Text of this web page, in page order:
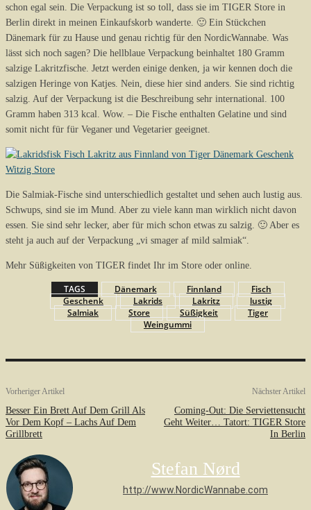
schon egal sein. Die Verpackung ist so toll, dass sie im TIGER Store in
Berlin direkt in meinen Einkaufskorb wanderte. 🙂 Ein Stückchen
Dänemark für zu Hause und genau richtig für den NordicWannabe. Was
lässt sich noch sagen? Die hellblaue Verpackung beinhaltet 180 Gramm
salzige Lakritzfische. Jetzt werden einige denken, ja wir kennen doch die
salzigen Heringe von Katjes. Nein, diese hier sind anders. Sie sind richtig
salzig. Auf der Verpackung ist die Beschreibung sehr international. 100
Gramm haben 313 kcal. Wow. – Die Fische enthalten Gelatine und sind
somit nicht für für Veganer und Vegetarier geeignet.
Die Salmiak-Fische sind unterschiedlich gestaltet und sehen auch lustig aus.
Schwups, sind sie im Mund. Aber zu viele kann man wirklich nicht davon
essen. Sie sind sehr lecker, aber für mich schon etwas zu salzig. 🙂 Aber es
steht ja auch auf der Verpackung „vi smager af mild salmiak“.
Mehr Süßigkeiten von TIGER findet Ihr im Store oder online.
TAGS Dänemark Finnland
Fisch
Geschenk
Lakrids Lakritz
lustig
Salmiak
Store Süßigkeit
Tiger
Weingummi
Vorheriger Artikel
Besser Ein Brett Auf Dem Grill Als
Vor Dem Kopf – Lachs Auf Dem
Grillbrett
Nächster Artikel
Coming-Out: Die Serviettensucht
Geht Weiter… Tatort: TIGER Store
In Berlin
Stefan Nørd
http://www.NordicWannabe.com